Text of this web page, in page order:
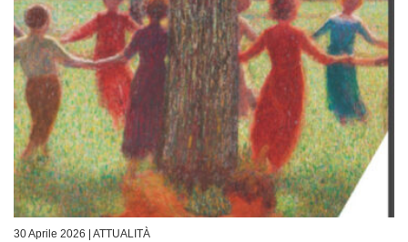
30 Aprile 2026 | ATTUALITÀ